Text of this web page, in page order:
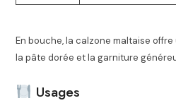
En bouche, la calzone maltaise
la pâte dorée et la garniture
Usages